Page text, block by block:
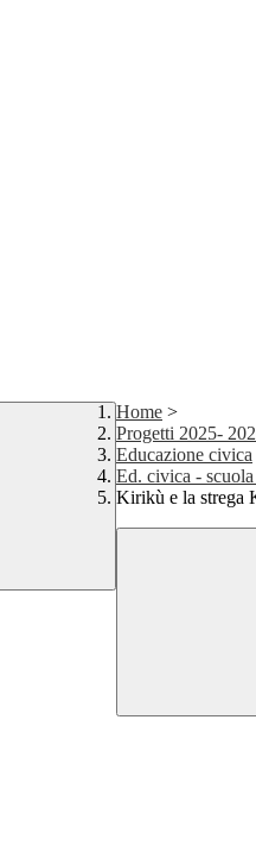
Home >
Progetti 2025-
Educazione civica
Ed. civica -
Kirikù e la strega